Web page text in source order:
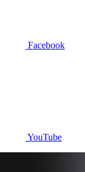
Facebook
YouTube